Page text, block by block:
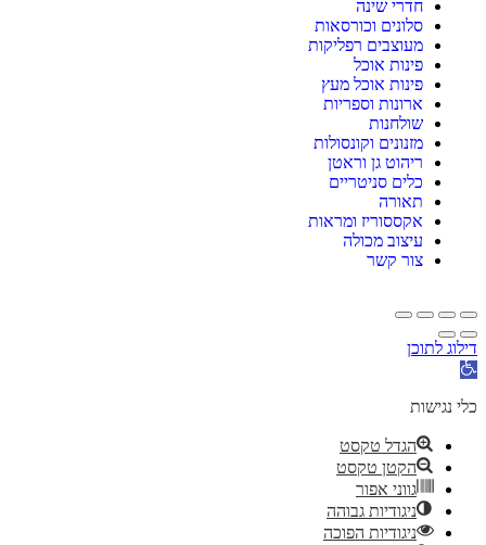
חדרי שינה
סלונים וכורסאות
מעוצבים רפליקות
פינות אוכל
פינות אוכל מעץ
ארונות וספריות
שולחנות
מזנונים וקונסולות
ריהוט גן וראטן
כלים סניטריים
תאורה
אקססוריז ומראות
עיצוב מכולה
צור קשר
דילוג לתוכן
פתח
נגישות
כלי נגישות
הגדל טקסט
הקטן טקסט
גווני אפור
ניגודיות גבוהה
ניגודיות הפוכה